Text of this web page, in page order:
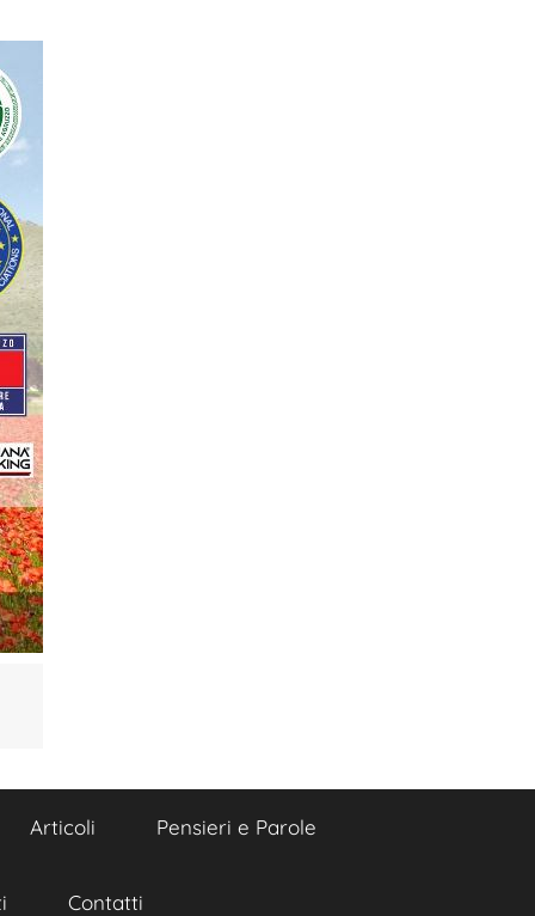
Articoli Pensieri e Parole
Contatti